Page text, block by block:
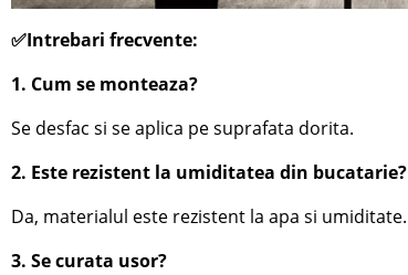
✅Intrebari frecvente:
1. Cum se monteaza?
Se desfac si se aplica pe suprafata dorita.
2. Este rezistent la umiditatea din bucatarie?
Da, materialul este rezistent la apa si umiditate.
3. Se curata usor?